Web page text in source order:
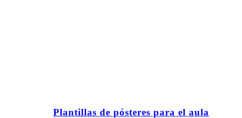
Plantillas de pósteres para el aula